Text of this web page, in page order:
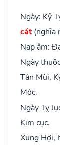
Ngày: Kỷ
cát(nghĩa
Nạp âm:
Ngày
Tân Mùi,
Mộc.
Ngày Tỵ
Kim cục.
Xung Hợi,